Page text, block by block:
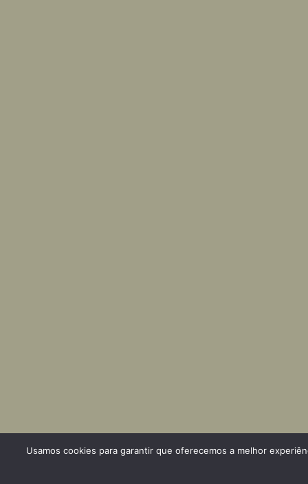
Usamos cookies para garantir que oferecemos a melhor